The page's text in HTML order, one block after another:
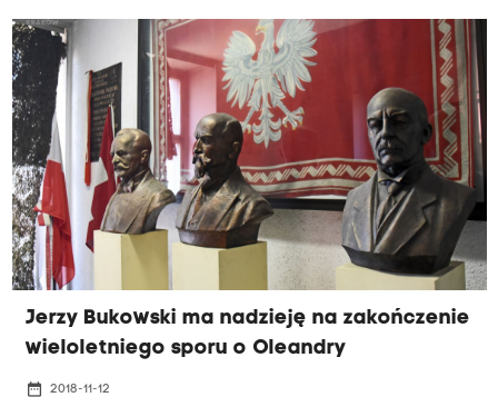
Jerzy Bukowski ma nadzieję na zakończenie
wieloletniego sporu o Oleandry
date_range 2018-11-12